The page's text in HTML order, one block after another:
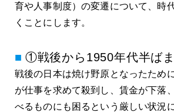
育や人事制度）の変遷について、時
くことにします。
①戦後から1950年代半ば
戦後の日本は焼け野原となったため
が仕事を求めて殺到し、賃金が下落
べるものにも困るという厳しい状況